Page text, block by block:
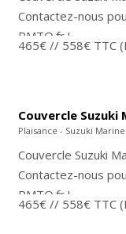
Contactez-nous
PMTO.fr !
465€ // 558€ TTC
Couvercle Suzuki
Plaisance - Suzuki Marine
Couvercle Suzuki
Contactez-nous
PMTO.fr !
465€ // 558€ TTC